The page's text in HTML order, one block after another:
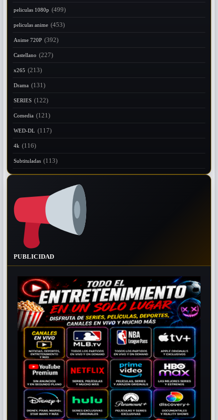
peliculas 1080p (499)
peliculas anime (453)
Anime 720P (392)
Castellano (227)
x265 (213)
Drama (131)
SERIES (122)
Comedia (121)
WED-DL (117)
4k (116)
Subtituladas (113)
PUBLICIDAD